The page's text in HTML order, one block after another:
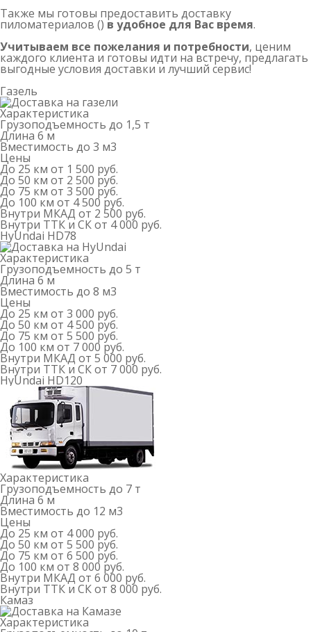
Также мы готовы предоставить доставку
пиломатериалов () в удобное для Вас время.
Учитываем все пожелания и потребности, ценим
каждого клиента и готовы идти на встречу, предлагать
выгодные условия доставки и лучший сервис!
Газель
Характеристика
Грузоподъемность до 1,5 т
Длина 6 м
Вместимость до 3 м3
Цены
До 25 км от 1 500 руб.
До 50 км от 2 500 руб.
До 75 км от 3 500 руб.
До 100 км от 4 500 руб.
Внутри МКАД от 2 500 руб.
Внутри ТТК и СКот 4 000 руб.
HyUndai HD78
Характеристика
Грузоподъемность до 5 т
Длина 6 м
Вместимость до 8 м3
Цены
До 25 км от 3 000 руб.
До 50 км от 4 500 руб.
До 75 км от 5 500 руб.
До 100 км от 7 000 руб.
Внутри МКАД от 5 000 руб.
Внутри ТТК и СКот 7 000 руб.
HyUndai HD120
Характеристика
Грузоподъемность до 7 т
Длина 6 м
Вместимость до 12 м3
Цены
До 25 км от 4 000 руб.
До 50 км от 5 500 руб.
До 75 км от 6 500 руб.
До 100 км от 8 000 руб.
Внутри МКАД от 6 000 руб.
Внутри ТТК и СКот 8 000 руб.
Камаз
Характеристика